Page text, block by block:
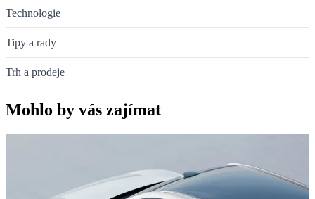
Technologie
Tipy a rady
Trh a prodeje
Mohlo by vás zajímat